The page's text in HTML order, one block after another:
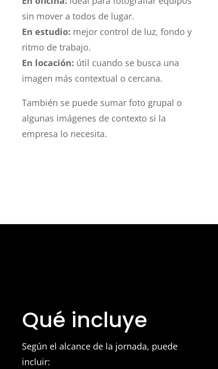
sin mover a todos de lugar.
En estudio: mejor control de luz, fondo y
ritmo de trabajo.
En locación: útil cuando se busca una
imagen más contextual o cercana.
También se puede sumar foto grupal o
algunas imágenes de contexto si la
empresa lo necesita.
Qué incluye
Según el alcance de la jornada, puede
incluir: